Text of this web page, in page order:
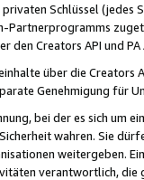
Schlüssel (jedes
Partnerprogramms
den Creators API und
über die Creators
Genehmigung für
bei der es sich um
wahren. Sie
weitergeben.
verantwortlich, die